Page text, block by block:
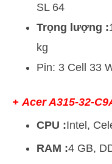
SL 64
Trọng lượng :
kg
Pin: 3 Cell 33
+ Acer A315-32-
CPU :Intel,
RAM :4 GB,